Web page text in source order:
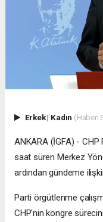
Erkek| Kadın (Haberi
ANKARA (İGFA) - CHP
saat süren Merkez
ardından gündeme
Parti örgütlenme
CHP'nin kongre